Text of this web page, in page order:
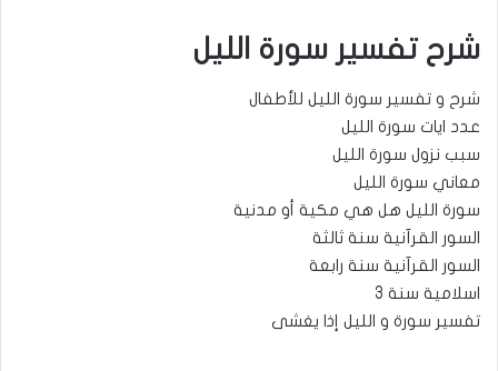
شرح تفسير سورة الليل
شرح و تفسير سورة الليل للأطفال
عدد ايات سورة الليل
سبب نزول سورة الليل
معاني سورة الليل
سورة الليل هل هي مكية أو مدنية
السور القرآنية سنة ثالثة
السور القرآنية سنة رابعة
اسلامية سنة 3
تفسير سورة و الليل إذا يغشى